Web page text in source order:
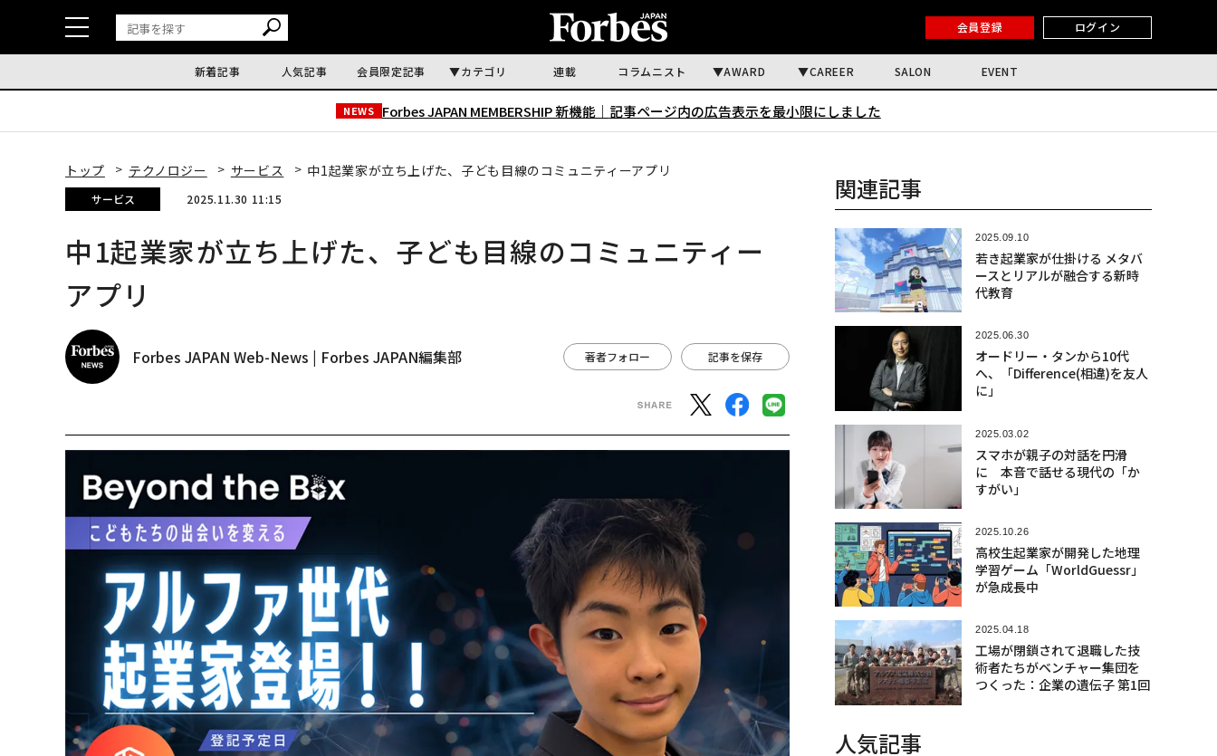
会員登録 ログイン
新着記事 人気記事 会員限定記事 カテゴリ 連載 コラムニスト AWARD CAREER SALON EVENT
NEWS Forbes JAPAN MEMBERSHIP 新機能｜ 記事ページ内の広告表示を最小限にしました
トップ テクノロジー サービス 中1起業家が立ち上げた、子ども目線のコミュニティーアプリ
サービス 2025.11.30 11:15
中1起業家が立ち上げた、子ども目線のコミュニティー
アプリ
Forbes JAPAN Web-News | Forbes JAPAN編集部 著者フォロー 記事を保存
関連記事
2025.09.10
若き起業家が仕掛ける メタバ
ースとリアルが融合する新時
代教育
2025.06.30
オードリー・タンから10代
へ、「Difference(相違)を友人
に」
2025.03.02
スマホが親子の対話を円滑
に 本音で話せる現代の「か
すがい」
2025.10.26
高校生起業家が開発した地理
学習ゲーム「WorldGuessr」
が急成長中
2025.04.18
工場が閉鎖されて退職した技
術者たちがベンチャー集団を
つくった：企業の遺伝子 第1回
人気記事